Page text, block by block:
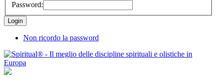
Password:
Non ricordo la password